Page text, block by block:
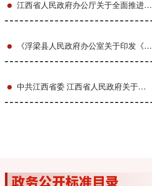
江西省人民政府办公厅关于全面推进基层政务公开标准化规范化...
《浮梁县人民政府办公室关于印发《浮梁县数字政府安全保障管...
中共江西省委 江西省人民政府关于进一步深化农村改革 扎实推...